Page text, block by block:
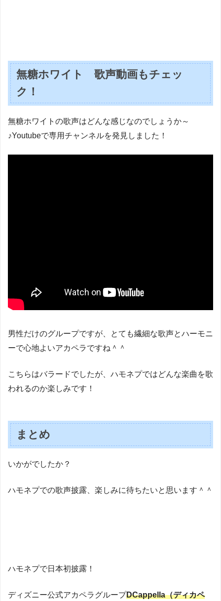
無糖ホワイト 歌声動画もチェッ
ク！
無糖ホワイトの歌声はどんな感じなのでしょうか～
♪Youtubeで専用チャンネルを発見しました！
男性だけのグループですが、とても繊細な歌声とハーモニ
ーで心地よいアカペラですね＾＾
こちらはバラードでしたが、ハモネプではどんな楽曲を歌
われるのか楽しみです！
まとめ
いかがでしたか？
ハモネプでの歌声披露、楽しみに待ちたいと思います＾＾
ハモネプで日本初披露！
ディズニー公式アカペラグループDCappella（ディカペ